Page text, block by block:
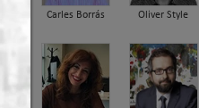
Carles Borrás Oliver Style